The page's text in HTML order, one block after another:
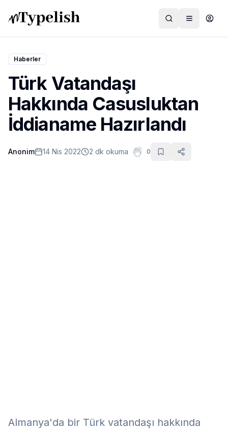
Dünya
Film ve Dizi
Kültür ve Sanat
Sağlık
Haberler
Türk Vatandaşı
Hakkında Casusluktan
İddianame Hazırlandı
Anonim 14 Nis 2022 2 dk okuma 0
Almanya'da bir Türk vatandaşı hakkında